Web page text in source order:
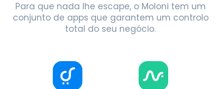
Para que nada lhe escape, o Moloni tem um
conjunto de apps que garantem um controlo
total do seu negócio.